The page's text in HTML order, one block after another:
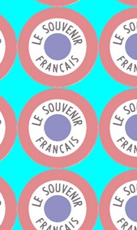
Monsieur